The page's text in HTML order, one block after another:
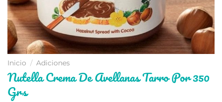
Inicio / Adiciones
Nutella Crema De Avellanas Tarro Por 350
Grs